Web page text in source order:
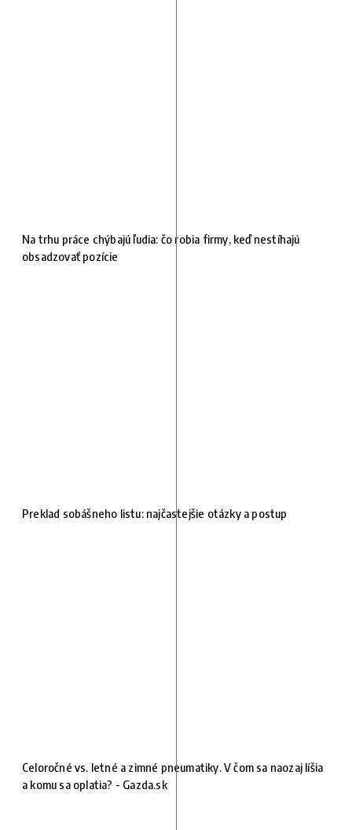
Na trhu práce chýbajú ľudia: čo robia firmy, keď nestíhajú
obsadzovať pozície
Preklad sobášneho listu: najčastejšie otázky a postup
Celoročné vs. letné a zimné pneumatiky. V čom sa naozaj líšia
a komu sa oplatia? - Gazda.sk